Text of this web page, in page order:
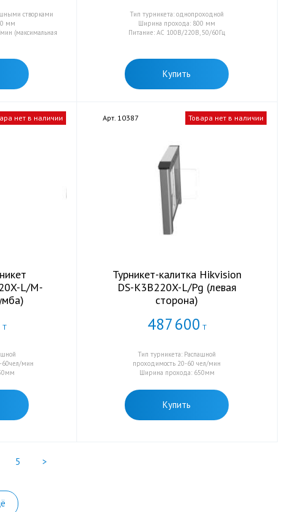
створками
мм
(максимальная
Тип турникета: однопроходной
Ширина прохода: 800 мм
Питание: AC 100В/220В, 50/60Гц
Купить
нет в наличии
L/M-
Т
60чел/мин
Арт. 10387 Товара нет в наличии
Турникет-калитка Hikvision
DS-K3B220X-L/Pg (левая
сторона)
487600 Т
Тип турникета: Распашной
проходимость 20-60 чел/мин
Ширина прохода: 650мм
Купить
5 >